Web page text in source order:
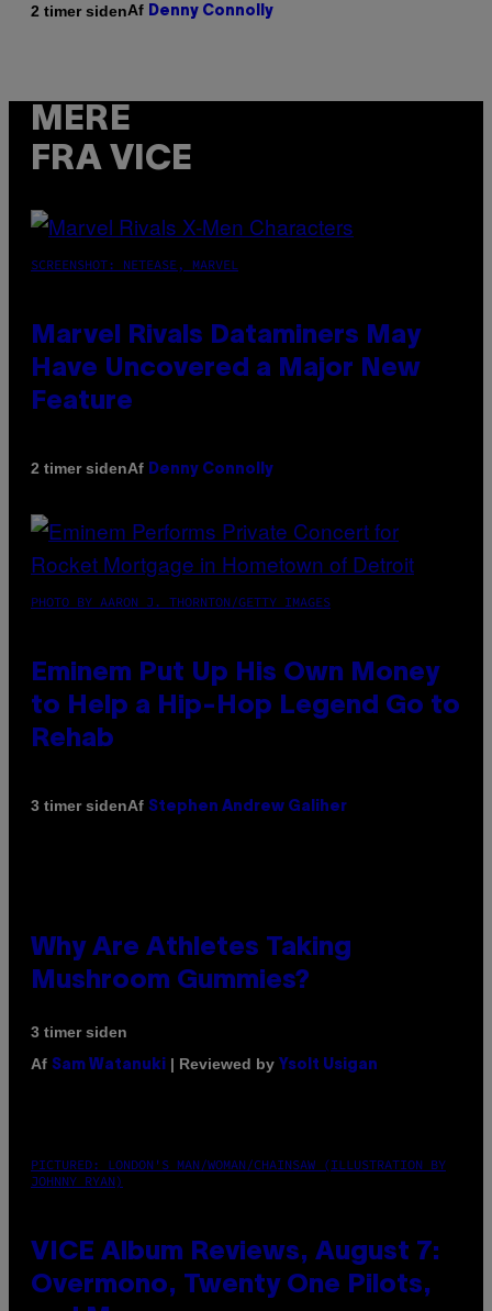
2 timer sidenAf Denny Connolly
MERE
FRA VICE
SCREENSHOT: NETEASE, MARVEL
Marvel Rivals Dataminers May
Have Uncovered a Major New
Feature
2 timer sidenAf Denny Connolly
PHOTO BY AARON J. THORNTON/GETTY IMAGES
Eminem Put Up His Own Money
to Help a Hip-Hop Legend Go to
Rehab
3 timer sidenAf Stephen Andrew Galiher
Why Are Athletes Taking
Mushroom Gummies?
3 timer siden
Af Sam Watanuki | Reviewed by Ysolt Usigan
PICTURED: LONDON'S MAN/WOMAN/CHAINSAW (ILLUSTRATION BY
JOHNNY RYAN)
VICE Album Reviews, August 7:
Overmono, Twenty One Pilots,